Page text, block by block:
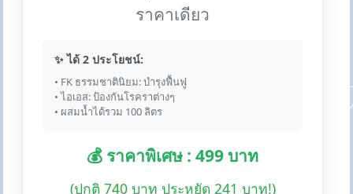
ราคาเดียว
✨ ได้ 2 ประโยชน์:
• FK ธรรมชาตินิยม: บำรุงฟื้นฟู
• ไอเอส: ป้องกันโรคราต่างๆ
• ผสมน้ำได้รวม 100 ลิตร
💰 ราคาพิเศษ : 499 บาท
(ปกติ 740 บาท ประหยัด 241 บาท!)